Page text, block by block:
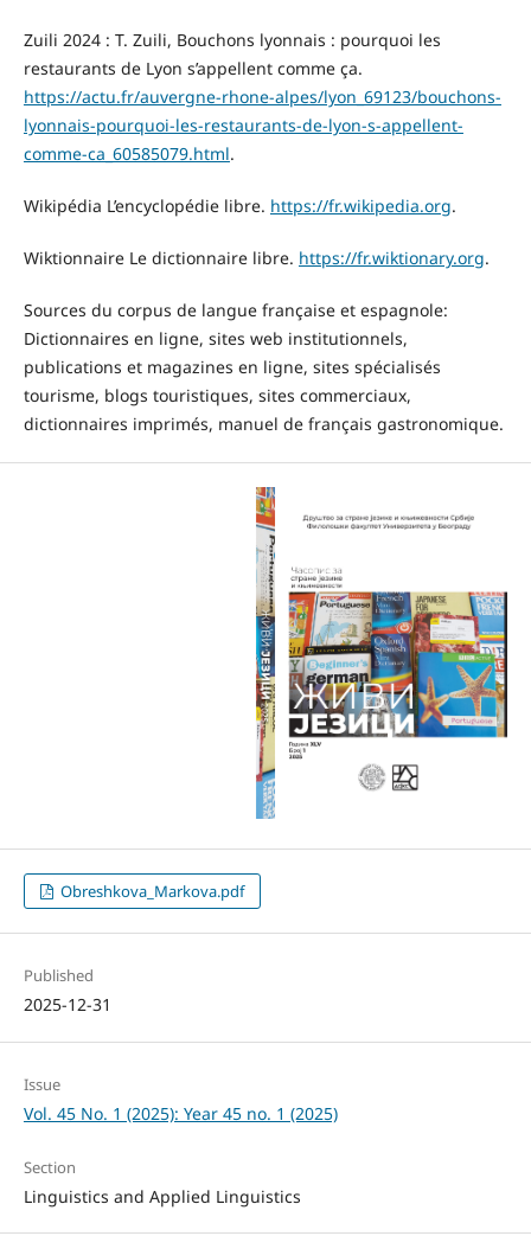
Zuili 2024 : T. Zuili, Bouchons lyonnais : pourquoi les
restaurants de Lyon s’appellent comme ça.
https://actu.fr/auvergne-rhone-alpes/lyon_69123/bouchons-
lyonnais-pourquoi-les-restaurants-de-lyon-s-appellent-
comme-ca_60585079.html.
Wikipédia L’encyclopédie libre. https://fr.wikipedia.org.
Wiktionnaire Le dictionnaire libre. https://fr.wiktionary.org.
Sources du corpus de langue française et espagnole:
Dictionnaires en ligne, sites web institutionnels,
publications et magazines en ligne, sites spécialisés
tourisme, blogs touristiques, sites commerciaux,
dictionnaires imprimés, manuel de français gastronomique.
Obreshkova_Markova.pdf
Published
2025-12-31
Issue
Vol. 45 No. 1 (2025): Year 45 no. 1 (2025)
Section
Linguistics and Applied Linguistics